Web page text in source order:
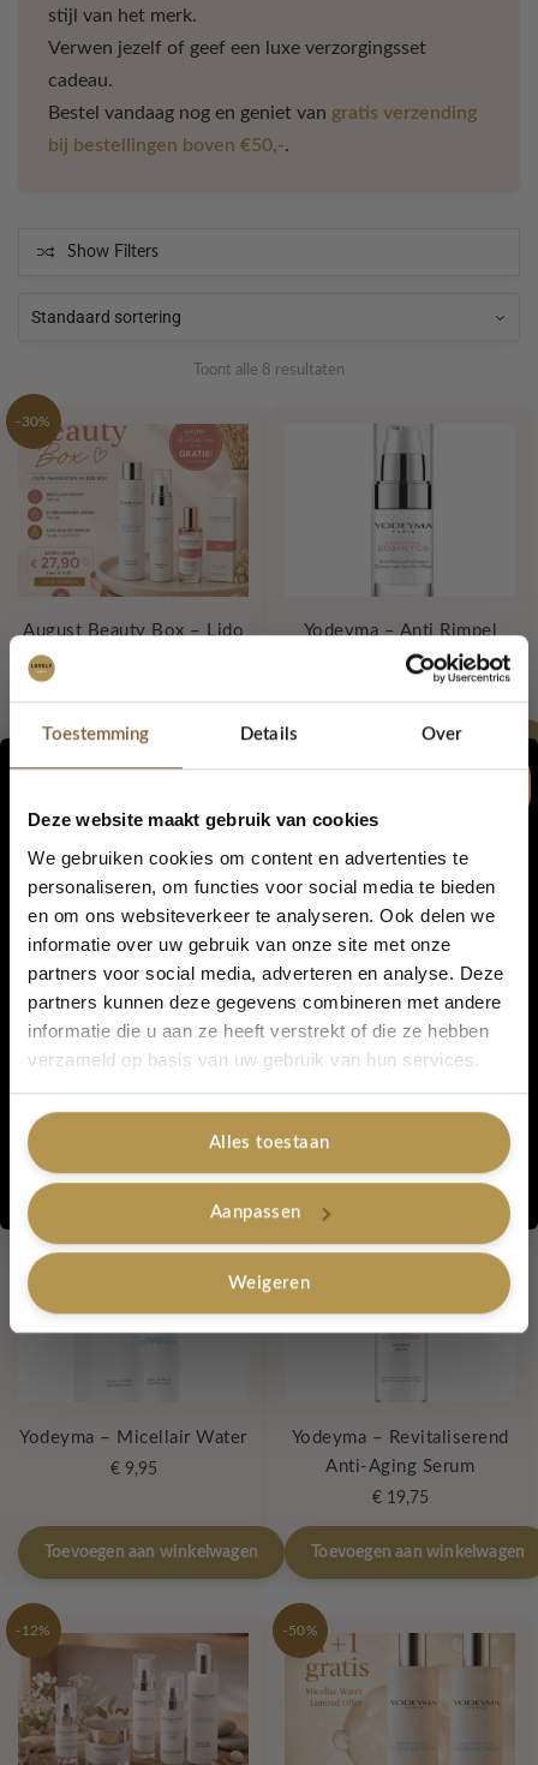
Toestemming Details Over
Deze website maakt gebruik van cookies
We gebruiken cookies om content en advertenties te
personaliseren, om functies voor social media te bieden
en om ons websiteverkeer te analyseren. Ook delen we
informatie over uw gebruik van onze site met onze
partners voor social media, adverteren en analyse. Deze
partners kunnen deze gegevens combineren met andere
informatie die u aan ze heeft verstrekt of die ze hebben
verzameld op basis van uw gebruik van hun services.
Alles toestaan
Aanpassen
Weigeren
stijl van het merk.
Verwen jezelf of geef een luxe verzorgingsset
cadeau.
Bestel vandaag nog en geniet van gratis verzending
bij bestellingen boven €50,-.
Show Filters
Toont alle 8 resultaten
-30%
August Beauty Box – Lido
was:
€ 39,89.€ 27,90.
Toevoegen aan winkelwagen
Yodeyma – Anti Rimpel
Oogcontour
Toevoegen aan winkelwagen
Yodeyma – Anti-Aging
Voedende Creme
€19,75
Toevoegen aan winkelwagen
Yodeyma – Hydraterende
Lotion
€17,95
Toevoegen aan winkelwagen
Yodeyma – Micellair Water
€9,95
Toevoegen aan winkelwagen
Yodeyma – Revitaliserend
Anti-Aging Serum
€19,75
Toevoegen aan winkelwagen
-12% -50%
5% korting...
Ja, graag!
Nee, bedankt